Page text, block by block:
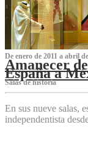
De enero de 2011 a abril
Amanecer
España a
Salas de historia
En sus nueve salas,
independentista